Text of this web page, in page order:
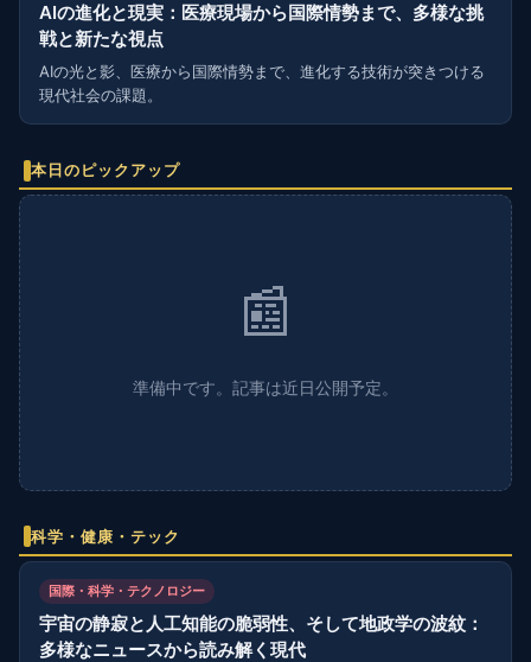
AIの進化と現実：医療現場から国際情勢まで、多様な挑
戦と新たな視点
AIの光と影、医療から国際情勢まで、進化する技術が突きつける
現代社会の課題。
本日のピックアップ
📰
準備中です。記事は近日公開予定。
科学・健康・テック
国際・科学・テクノロジー
宇宙の静寂と人工知能の脆弱性、そして地政学の波紋：
多様なニュースから読み解く現代